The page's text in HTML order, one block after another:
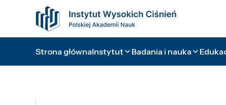
Strona głównaInstytut Badania i nauka